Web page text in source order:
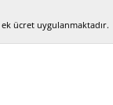
ek ücret uygulanmaktadır.